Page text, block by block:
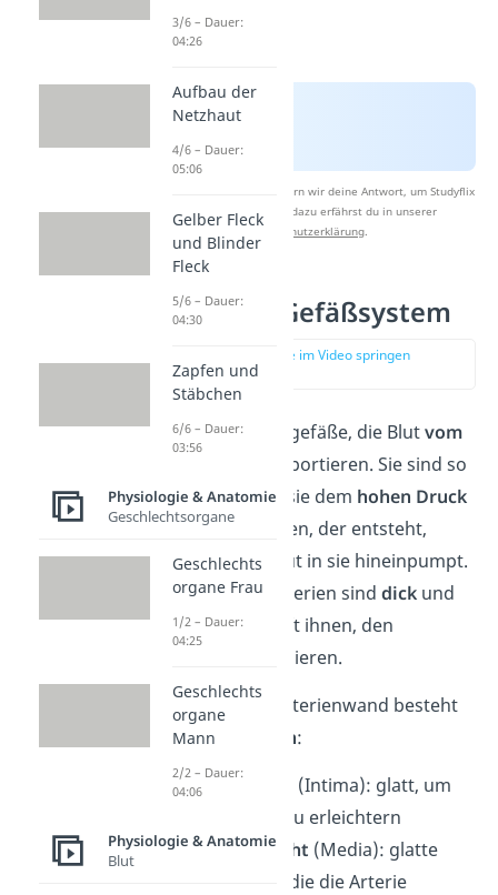
Nach Beantwortung speichern wir deine Antwort, um Studyflix
zu verbessern. Mehr dazu erfährst du in unserer
Datenschutzerklärung
Arterielles Gefäßsystem
zur Stelle im Video springen
(02:09)
Arteriensind Blutgefäße, die Blutvom
transportieren. Sie sind so
konstruiert, dass sie dem hohen Druck
standhalten können, der entsteht,
wenn das Herz Blut in sie hineinpumpt.
Die Wände der Arterien sind dick und
muskulös. Das hilft ihnen, den
Blutdruck zu regulieren.
Der Aufbau der Arterienwand besteht
drei Schichten:
innere Schicht
(Intima): glatt, um
den Blutfluss zu erleichtern
mittlere Schicht (Media): glatte
Muskelzellen, die die Arterie
3/6 – Dauer:
04:26
Aufbau der
Netzhaut
4/6 – Dauer:
05:06
Gelber Fleck
und Blinder
Fleck
5/6 – Dauer:
04:30
Zapfen und
Stäbchen
6/6 – Dauer:
03:56
Physiologie & Anatomie
Geschlechtsorgane
Geschlechts
organe Frau
1/2 – Dauer:
04:25
Geschlechts
organe
Mann
2/2 – Dauer:
04:06
Physiologie & Anatomie
Blut